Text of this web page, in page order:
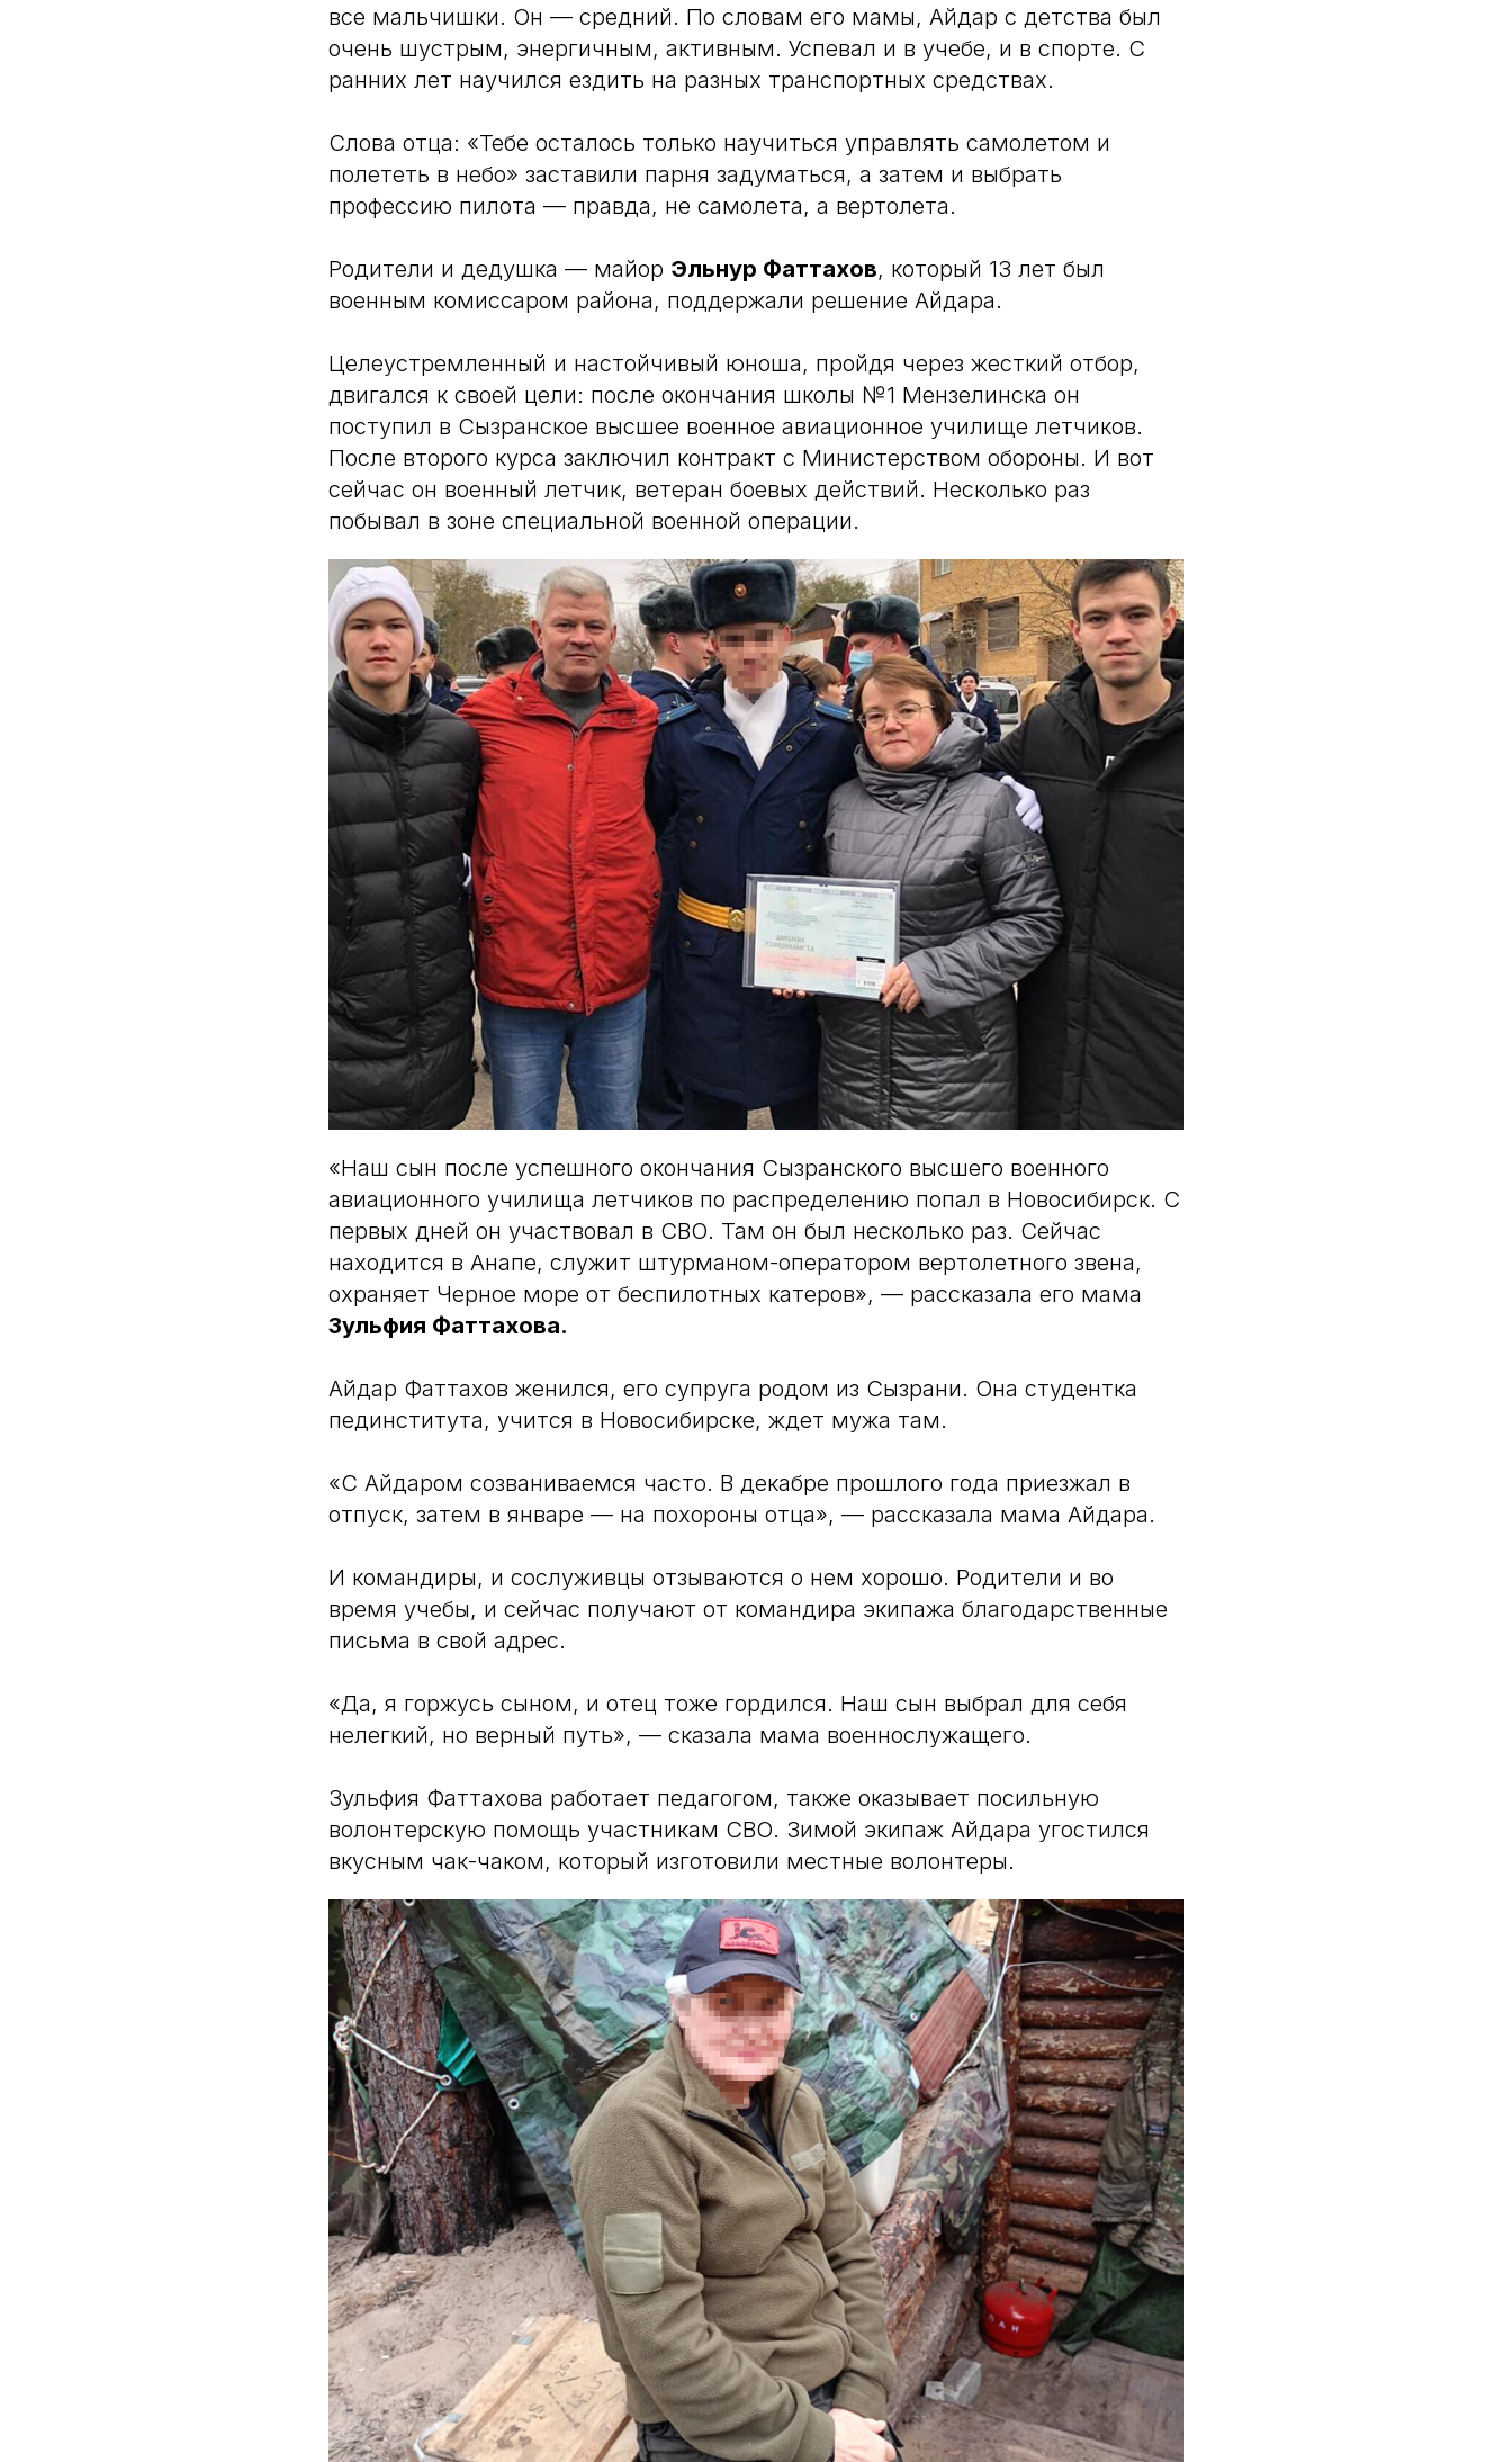
все мальчишки. Он — средний. По словам его мамы, Айдар с детства был
очень шустрым, энергичным, активным. Успевал и в учебе, и в спорте. С
ранних лет научился ездить на разных транспортных средствах.
Слова отца: «Тебе осталось только научиться управлять самолетом и
полететь в небо» заставили парня задуматься, а затем и выбрать
профессию пилота — правда, не самолета, а вертолета.
Родители и дедушка — майор Эльнур Фаттахов, который 13 лет был
военным комиссаром района, поддержали решение Айдара.
Целеустремленный и настойчивый юноша, пройдя через жесткий отбор,
двигался к своей цели: после окончания школы №1 Мензелинска он
поступил в Сызранское высшее военное авиационное училище летчиков.
После второго курса заключил контракт с Министерством обороны. И вот
сейчас он военный летчик, ветеран боевых действий. Несколько раз
побывал в зоне специальной военной операции.
«Наш сын после успешного окончания Сызранского высшего военного
авиационного училища летчиков по распределению попал в Новосибирск. С
первых дней он участвовал в СВО. Там он был несколько раз. Сейчас
находится в Анапе, служит штурманом-оператором вертолетного звена,
охраняет Черное море от беспилотных катеров», — рассказала его мама
Зульфия Фаттахова.
Айдар Фаттахов женился, его супруга родом из Сызрани. Она студентка
пединститута, учится в Новосибирске, ждет мужа там.
«С Айдаром созваниваемся часто. В декабре прошлого года приезжал в
отпуск, затем в январе — на похороны отца», — рассказала мама Айдара.
И командиры, и сослуживцы отзываются о нем хорошо. Родители и во
время учебы, и сейчас получают от командира экипажа благодарственные
письма в свой адрес.
«Да, я горжусь сыном, и отец тоже гордился. Наш сын выбрал для себя
нелегкий, но верный путь», — сказала мама военнослужащего.
Зульфия Фаттахова работает педагогом, также оказывает посильную
волонтерскую помощь участникам СВО. Зимой экипаж Айдара угостился
вкусным чак-чаком, который изготовили местные волонтеры.